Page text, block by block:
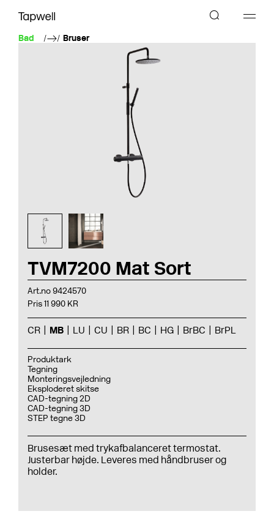
Bad Bruser
TVM7200 Mat Sort
Art.no 9424570
Pris 11 990 KR
CR MB LU CU BR BC HG BrBC BrPL
Produktark
Tegning
Monteringsvejledning
Eksploderet skitse
CAD-tegning 2D
CAD-tegning 3D
STEP tegne 3D
Brusesæt med trykafbalanceret termostat.
Justerbar højde. Leveres med håndbruser og
holder.